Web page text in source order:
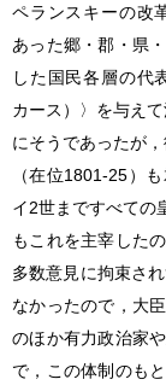
ペランスキーの改
あった郷・郡・県
した国民各層の代
カース）〉を与え
にそうであったが
（在位1801-25）
イ2世まですべての
もこれを主宰した
多数意見に拘束さ
なかったので，大
のほか有力政治家
で，この体制のも